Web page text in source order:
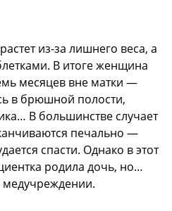
из-за лишнего веса, а
В итоге женщина
месяцев вне матки —
в брюшной полости,
В большинстве случает
печально —
спасти. Однако в этот
родила дочь, но…
медучреждении.